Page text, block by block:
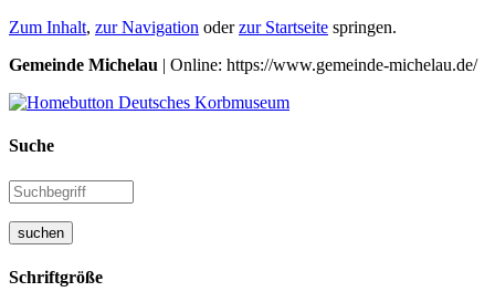
Zum Inhalt, zur Navigation oderzur Startseite springen.
Gemeinde Michelau | Online: https://www.gemeinde-michelau.de/
Suche
suchen
Schriftgröße